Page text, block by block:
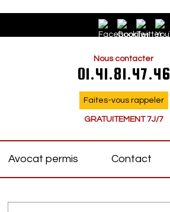
Nous contacter
01.41.81.47.46
Faites-vous rappeler
GRATUITEMENT 7J/7
Avocat permis Contact